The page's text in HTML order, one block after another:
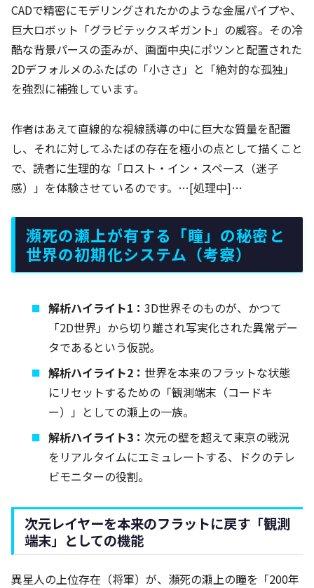
CADで精密にモデリングされたかのような金属パイプや、
巨大ロボット「グラビテックスギガント」の威容。その冷
酷な背景パースの歪みが、画面中央にポツンと配置された
2Dデフォルメのふたばの「小ささ」と「絶対的な孤独」
を強烈に補強しています。
作者はあえて直線的な視線誘導の中に巨大な質量を配置
し、それに対してふたばの存在を極小の点として描くこと
で、読者に生理的な「ロスト・イン・スペース（迷子
感）」を体験させているのです。…[処理中]…
瀕死の瀬上が有する「瞳」の秘密と
世界の初期化システム（考察）
解析ハイライト1：3D世界そのものが、かつて
「2D世界」から切り離され写実化された異常デー
タであるという仮説。
解析ハイライト2： 世界を本来のフラットな状態
にリセットするための「観測端末（コードキ
ー）」としての瀬上の一族。
解析ハイライト3：次元の壁を超えて東京の戦況
をリアルタイムにエミュレートする、ドクのテレ
ビモニターの役割。
次元レイヤーを本来のフラットに戻す「観測
端末」としての機能
異星人の上位存在（将軍）が、瀕死の瀬上の瞳を「200年